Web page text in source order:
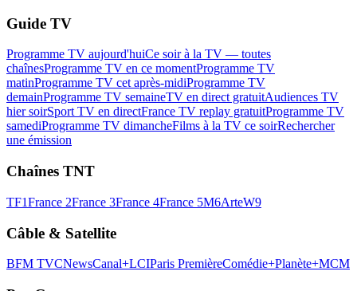
Guide TV
Programme TV aujourd'huiCe soir à la TV — toutes
chaînesProgramme TV en ce momentProgramme TV
matinProgramme TV cet après-midiProgramme TV
demainProgramme TV semaineTV en direct gratuitAudiences TV
hier soirSport TV en directFrance TV replay gratuitProgramme TV
samediProgramme TV dimancheFilms à la TV ce soirRechercher
une émission
Chaînes TNT
TF1France 2France 3France 4France 5M6ArteW9
Câble & Satellite
BFM TVCNewsCanal+LCIParis PremièreComédie+Planète+MCM